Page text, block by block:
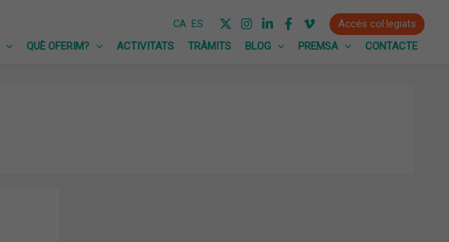
CA ES
Accés col·legiats
QUÈ OFERIM? ACTIVITATS TRÀMITS BLOG PREMSA CONTACTE